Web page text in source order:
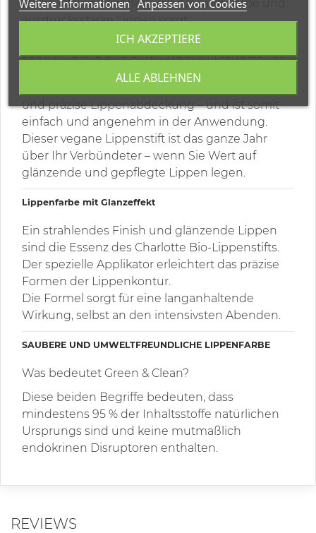
Dolce Vita und Grenat), was für satte Farbe und
ausdrucksstarke Lippen sorgt.
Der Farbton Rose Lumière sorgt für einen
subtilen Glanz und einen weichen, schützenden
und präzise Lippenabdeckung – und ist somit
einfach und angenehm in der Anwendung.
Dieser vegane Lippenstift ist das ganze Jahr
über Ihr Verbündeter – wenn Sie Wert auf
glänzende und gepflegte Lippen legen.
Lippenfarbe mit Glanzeffekt
Ein strahlendes Finish und glänzende Lippen
sind die Essenz des Charlotte Bio-Lippenstifts.
Der spezielle Applikator erleichtert das präzise
Formen der Lippenkontur.
Die Formel sorgt für eine langanhaltende
Wirkung, selbst an den intensivsten Abenden.
SAUBERE UND UMWELTFREUNDLICHE LIPPENFARBE
Was bedeutet Green & Clean?
Diese beiden Begriffe bedeuten, dass
mindestens 95 % der Inhaltsstoffe natürlichen
Ursprungs sind und keine mutmaßlich
endokrinen Disruptoren enthalten.
REVIEWS
Weitere Informationen Anpassen von Cookies
ALLE ABLEHNEN
ICH AKZEPTIERE